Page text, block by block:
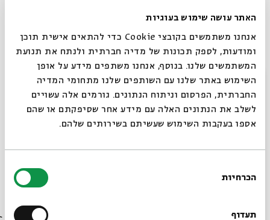
האתר עושה שימוש בעוגיות
אנחנו משתמשים בקובצי Cookie כדי להתאים אישית תוכן
ומודעות, לספק תכונות של מדיה חברתית ולנתח את תנועת
המשתמשים שלנו. בנוסף, אנחנו משתפים מידע על אופן
השימוש באתר שלנו עם השותפים שלנו מתחומי המדיה
החברתית, הפרסום וניתוח הנתונים. גורמים אלה עשויים
לשלב את הנתונים האלה עם מידע אחר שסיפקתם או שהם
אספו בעקבות השימוש שעשיתם בשירותים שלהם.
הסכמה
הכרחיות
תעדוף
קבוצת הפייסבוק של "סדר בוקר -תכנית הלימוד היומית
הרשמה לאירועים דומים
סגור